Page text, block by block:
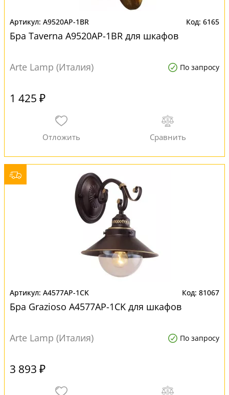
A9520AP-1BR 6165
Бра Taverna A9520AP-1BR для шкафов
Arte Lamp (Италия) По запросу
1 425 ₽
A4577AP-1CK 81067
Бра Grazioso A4577AP-1CK для шкафов
Arte Lamp (Италия) По запросу
3 893 ₽